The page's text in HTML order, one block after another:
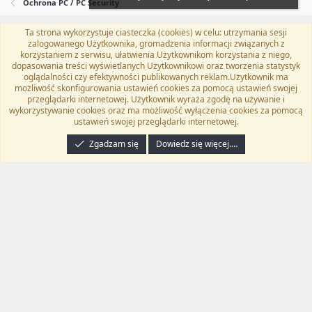
Ochrona PC / PC Security
Flat Awesome + (Parent DO NOT EDIT)
Polski (PL)
Kontakt
Regulamin Polityka prywatności Pomoc
TwitterKontakt
RSS
Community platform by XenForo® © 2010-2024 XenForo Ltd.
programyzadarmo.net.pl . | Xenforo Add-ons
Email Check by MPM.PM
Ta strona wykorzystuje ciasteczka (cookies) w celu: utrzymania sesji
zalogowanego Użytkownika, gromadzenia informacji związanych z
korzystaniem z serwisu, ułatwienia Użytkownikom korzystania z niego,
dopasowania treści wyświetlanych Użytkownikowi oraz tworzenia statystyk
oglądalności czy efektywności publikowanych reklam.Użytkownik ma
możliwość skonfigurowania ustawień cookies za pomocą ustawień swojej
przeglądarki internetowej. Użytkownik wyraża zgodę na używanie i
wykorzystywanie cookies oraz ma możliwość wyłączenia cookies za pomocą
ustawień swojej przeglądarki internetowej.
Zgadzam się
Dowiedz się więcej.…